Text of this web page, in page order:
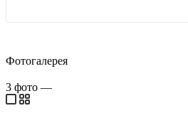
Фотогалерея
3 фото —